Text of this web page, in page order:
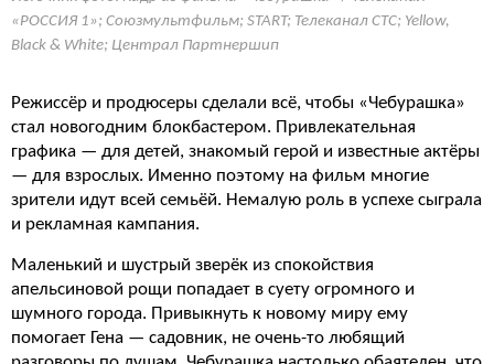
«РОССИЯ 1»; Союзмультфильм; START; Телеканал СТС; Yellow,
Black & White; Централ Партнершип
Режиссёр и продюсеры сделали всё, чтобы «Чебурашка»
стал новогодним блокбастером. Привлекательная
графика — для детей, знакомый герой и известные актёры
— для взрослых. Именно поэтому на фильм многие
зрители идут всей семьёй. Немалую роль в успехе сыграла
и рекламная кампания.
Маленький и шустрый зверёк из спокойствия
апельсиновой рощи попадает в суету огромного и
шумного города. Привыкнуть к новому миру ему
помогает Гена — садовник, не очень-то любящий